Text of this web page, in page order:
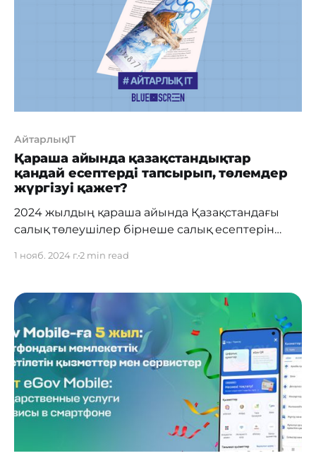
Жаңа функциялар деректерге қолжетімділікті
одан әрі ыңғайлы және жеңіл
АйтарлықIT
Қараша айында қазақстандықтар
қандай есептерді тапсырып, төлемдер
жүргізуі қажет?
2024 жылдың қараша айында Қазақстандағы
салық төлеушілер бірнеше салық есептерін
Алматы қаласы бойынша Мемлекеттік кірістер
салықтарды төлеу мерзімдері туралы ақпаратты
ыңғайлы болу үшін жинақтады. Оған
корпоративтік және жеке табыс салығы,
әлеуметтік салық, ҚҚС, акциздер және басқа да
міндетті төлемдер бойынша декларациялар
1 нояб. 2024 г.2 min read